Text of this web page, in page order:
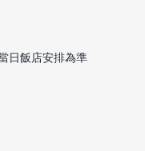
日飯店安排為準